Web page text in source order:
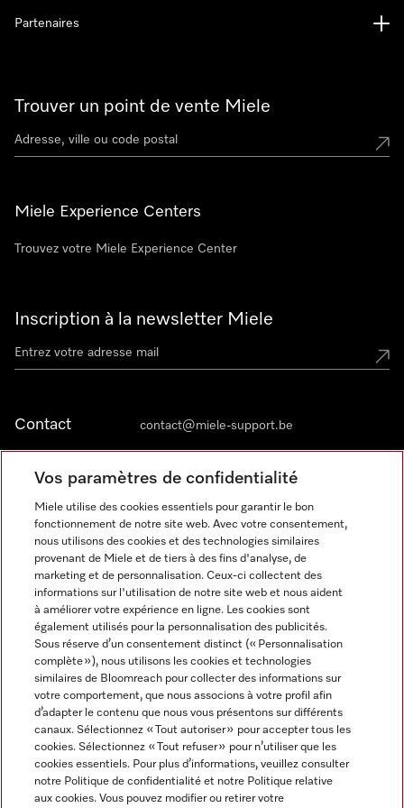
Trouver un point de vente Miele
Miele Experience Centers
Trouvez votre Miele Experience Center
Inscription à la newsletter Miele
Contact contact@miele-support.be
Langue
FRANÇAIS
Partenaires
Informations légales
CGV
Protection des données
Miele sur Facebook
Miele sur Youtube
Miele sur Instagram
Miele sur Pinterest
Vos paramètres de confidentialité
Miele utilise des cookies essentiels pour garantir le bon
fonctionnement de notre site web. Avec votre consentement,
nous utilisons des cookies et des technologies similaires
provenant de Miele et de tiers à des fins d'analyse, de
marketing et de personnalisation. Ceux-ci collectent des
informations sur l'utilisation de notre site web et nous aident
à améliorer votre expérience en ligne. Les cookies sont
également utilisés pour la personnalisation des publicités.
Sous réserve d’un consentement distinct (« Personnalisation
complète »), nous utilisons les cookies et technologies
similaires de Bloomreach pour collecter des informations sur
votre comportement, que nous associons à votre profil afin
d’adapter le contenu que nous vous présentons sur différents
canaux. Sélectionnez « Tout autoriser » pour accepter tous les
cookies. Sélectionnez « Tout refuser » pour n’utiliser que les
cookies essentiels. Pour plus d’informations, veuillez consulter
notre Politique de confidentialité et notre Politique relative
aux cookies. Vous pouvez modifier ou retirer votre